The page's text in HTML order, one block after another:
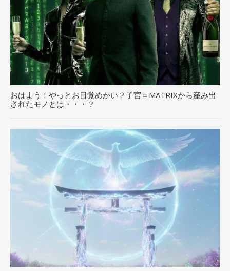
おはよう！やっとお目覚めかい？子宮＝MATRIXから産み出
されたモノとは・・・？